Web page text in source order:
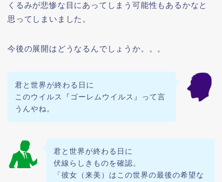
くるみが悲惨な目にあってしまう可能性もあるかなと
思ってしまいました。
今後の展開はどうなるんでしょうか。。。
君と世界が終わる日に
このウイルス『ゴーレムウイルス』って言
うんやね。
君と世界が終わる日に
伏線らしきものを確認。
「彼女（来美）はこの世界の最後の希望な